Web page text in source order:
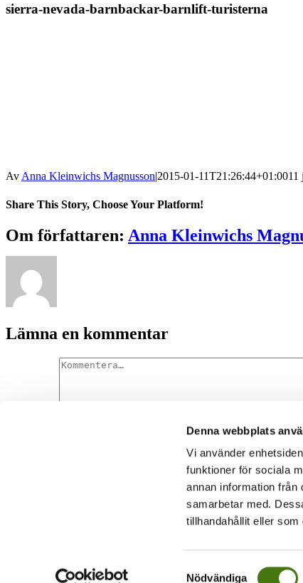
Denna webbplats
Vi använder
funktioner för sociala
annan information från
samarbetar med.
tillhandahållit eller
Nödvändiga
sierra-nevada-barnbackar-barnlift-turisterna
AvAnna Kleinwichs Magnusson|2015-01-11T21:26:44+01:0011
Share This Story, Choose Your Platform!
Om författaren: Anna Kleinwichs
Lämna en kommentar
Denna webbplats använder Akismet för att minska skräppost.Lär